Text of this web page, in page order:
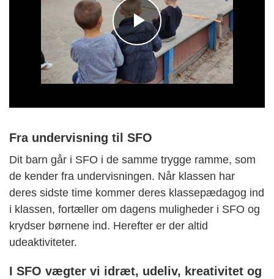
Fra undervisning til SFO
Dit barn går i SFO i de samme trygge ramme, som
de kender fra undervisningen. Når klassen har
deres sidste time kommer deres klassepædagog ind
i klassen, fortæller om dagens muligheder i SFO og
krydser børnene ind. Herefter er der altid
udeaktiviteter.
I SFO vægter vi idræt, udeliv, kreativitet og